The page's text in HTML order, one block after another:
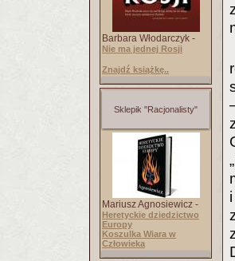
Barbara Włodarczyk -
Nie ma jednej Rosji
Znajdź książkę..
Sklepik "Racjonalisty"
Mariusz Agnosiewicz -
Heretyckie dziedzictwo
Europy
Koszulka Wiara w
Człowieka